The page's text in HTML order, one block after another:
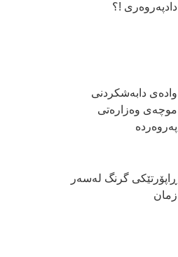
دادپەروەری !؟
وادەی دابەشكردنی
موچەی وەزارەتی
پەروەردە
ڕاپۆرتێكی گرنگ لەسەر
زمان